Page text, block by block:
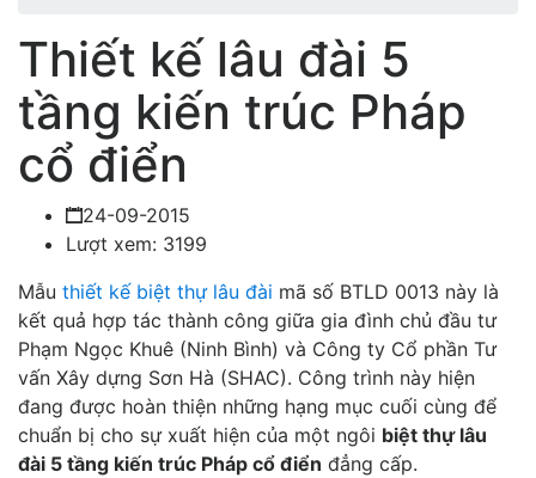
Thiết kế lâu đài 5
tầng kiến trúc Pháp
cổ điển
24-09-2015
Lượt xem: 3199
Mẫu thiết kế biệt thự lâu đài mã số BTLD 0013 này là
kết quả hợp tác thành công giữa gia đình chủ đầu tư
Phạm Ngọc Khuê (Ninh Bình) và Công ty Cổ phần Tư
vấn Xây dựng Sơn Hà (SHAC). Công trình này hiện
đang được hoàn thiện những hạng mục cuối cùng để
chuẩn bị cho sự xuất hiện của một ngôi biệt thự lâu
đài 5 tầng kiến trúc Pháp cổ điển đẳng cấp.